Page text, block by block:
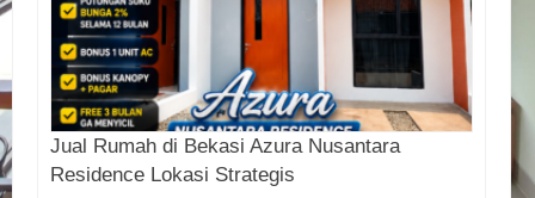
Jual Rumah di Bekasi Azura Nusantara
Residence Lokasi Strategis